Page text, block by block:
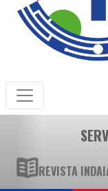
REVISTA